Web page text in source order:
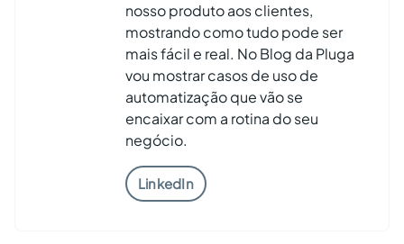
nosso produto aos clientes,
mostrando como tudo pode ser
mais fácil e real. No Blog da Pluga
vou mostrar casos de uso de
automatização que vão se
encaixar com a rotina do seu
negócio.
LinkedIn